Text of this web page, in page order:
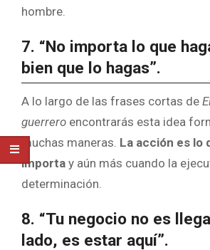
hombre.
7. “No importa lo que
bien que lo hagas”.
A lo largo de las frases cortas de
guerrero encontrarás esta idea
muchas maneras. La acción es lo
importa y aún más cuando la
determinación.
8. “Tu negocio no es
lado, es estar aquí”.